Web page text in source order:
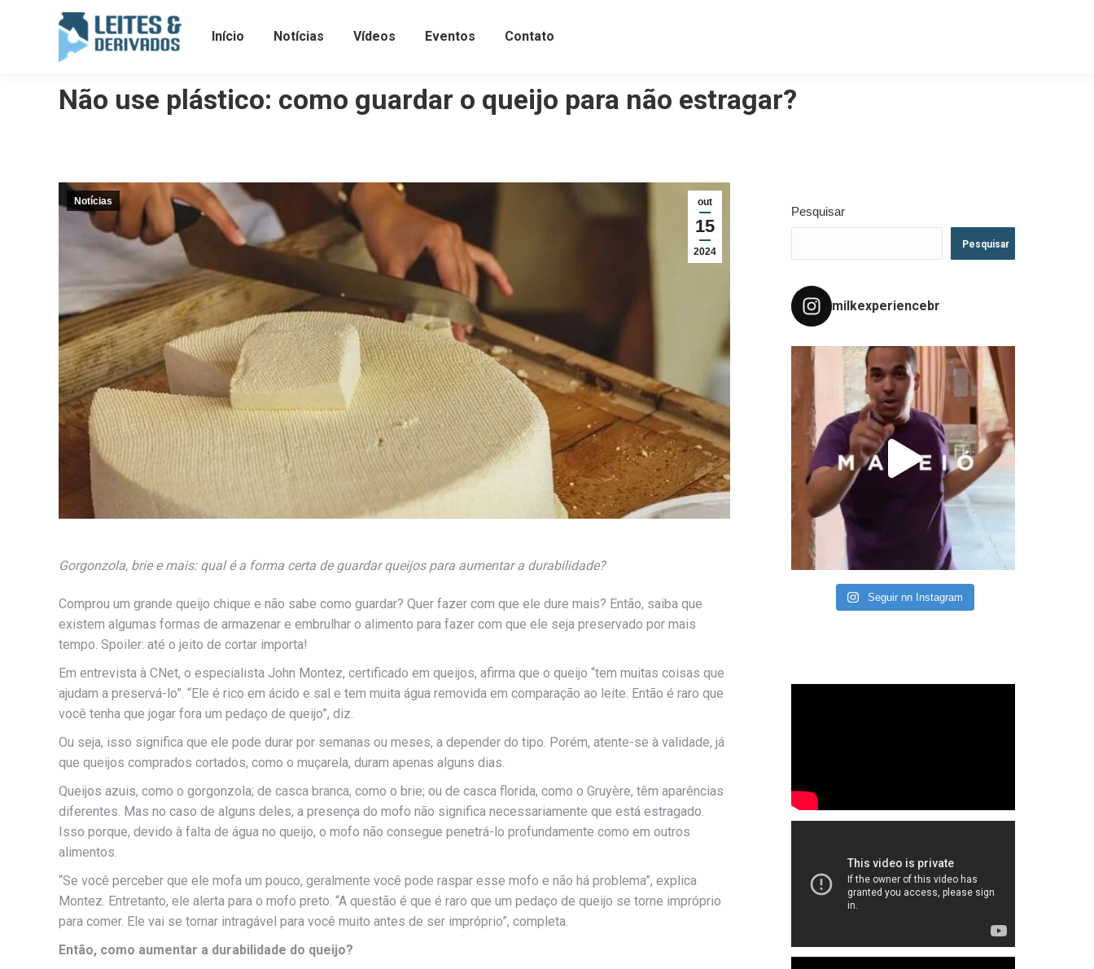
Início Notícias Vídeos Eventos Contato
Não use plástico: como guardar o queijo para não estragar?
out
15
2024
Notícias
Gorgonzola, brie e mais: qual é a forma certa de guardar queijos para aumentar a durabilidade?
Comprou um grande queijo chique e não sabe como guardar? Quer fazer com que ele dure mais? Então, saiba que
existem algumas formas de armazenar e embrulhar o alimento para fazer com que ele seja preservado por mais
tempo. Spoiler: até o jeito de cortar importa!
Em entrevista à CNet, o especialista John Montez, certificado em queijos, afirma que o queijo “tem muitas coisas que
ajudam a preservá-lo”. “Ele é rico em ácido e sal e tem muita água removida em comparação ao leite. Então é raro que
você tenha que jogar fora um pedaço de queijo”, diz.
Ou seja, isso significa que ele pode durar por semanas ou meses, a depender do tipo. Porém, atente-se à validade, já
que queijos comprados cortados, como o muçarela, duram apenas alguns dias.
Queijos azuis, como o gorgonzola; de casca branca, como o brie; ou de casca florida, como o Gruyère, têm aparências
diferentes. Mas no caso de alguns deles, a presença do mofo não significa necessariamente que está estragado.
Isso porque, devido à falta de água no queijo, o mofo não consegue penetrá-lo profundamente como em outros
alimentos.
“Se você perceber que ele mofa um pouco, geralmente você pode raspar esse mofo e não há problema”, explica
Montez. Entretanto, ele alerta para o mofo preto. “A questão é que é raro que um pedaço de queijo se torne impróprio
para comer. Ele vai se tornar intragável para você muito antes de ser impróprio”, completa.
Então, como aumentar a durabilidade do queijo?
Pesquisar
Pesquisar
milkexperiencebr
Seguir nn Instagram